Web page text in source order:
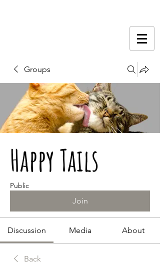
Groups
Happy Tails
Public
Join
Discussion Media About
Back